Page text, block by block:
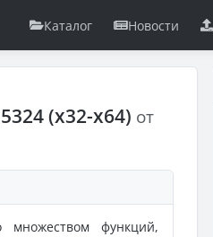
Каталог Новости
(x32-x64) от
функций,